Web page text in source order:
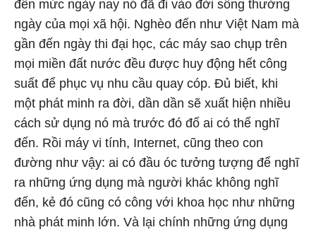
đến mức ngày nay nó đã đi vào đời sống thường
ngày của mọi xã hội. Nghèo đến như Việt Nam mà
gần đến ngày thi đại học, các máy sao chụp trên
mọi miền đất nước đều được huy động hết công
suất để phục vụ nhu cầu quay cóp. Đủ biết, khi
một phát minh ra đời, dần dần sẽ xuất hiện nhiều
cách sử dụng nó mà trước đó đố ai có thể nghĩ
đến. Rồi máy vi tính, Internet, cũng theo con
đường như vậy: ai có đầu óc tưởng tượng để nghĩ
ra những ứng dụng mà người khác không nghĩ
đến, kẻ đó cũng có công với khoa học như những
nhà phát minh lớn. Và lại chính những ứng dụng